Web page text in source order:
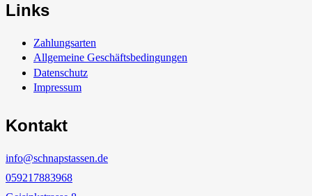
Links
Zahlungsarten
Allgemeine Geschäftsbedingungen
Datenschutz
Impressum
Kontakt
info@schnapstassen.de
059217883968